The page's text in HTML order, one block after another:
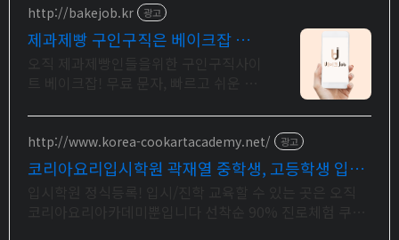
http://bakejob.kr 광고
제과제빵 구인구직은 베이크잡 제
http://www.korea-cookartacademy.net/ 광고
코리아요리입시학원 곽재열 중학생, 고등학생 입시